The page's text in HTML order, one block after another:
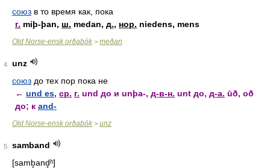
союз в то время как, пока
г. miþ-þan, ш. medan, д., нор. niedens, mens
Old Norse-ensk orðabók > meðan
4
unz
союз до тех пор пока не
← und es, ср. г. und до и unþa-, д-в-н. unt до, д-а. ūð, oð
до; к and-
Old Norse-ensk orðabók > unz
5
samband
[samb̥and̥ʰ]